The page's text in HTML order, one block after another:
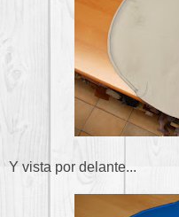
Y vista por delante...